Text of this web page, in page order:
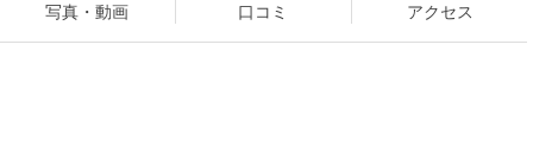
写真・動画 口コミ アクセス